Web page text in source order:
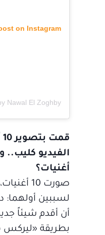
on Instagram
أغنيات؟
صورت 10
لسببين أولهما:
بطريقة «ليركس